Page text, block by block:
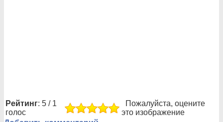
Рейтинг: 5 / 1
голос
Пожалуйста, оцените
это изображение